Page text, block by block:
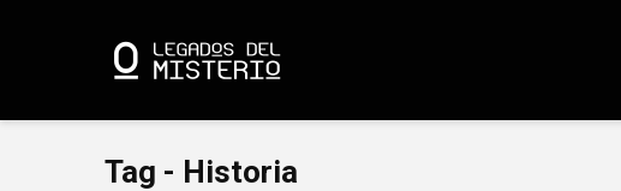
Tag - Historia